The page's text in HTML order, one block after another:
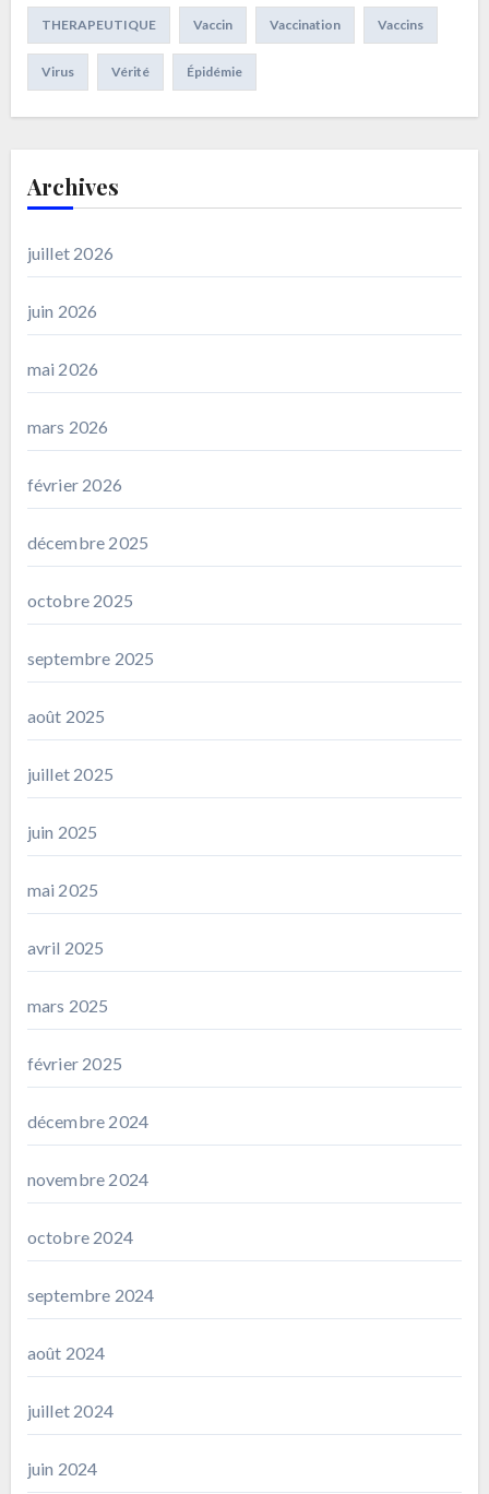
THERAPEUTIQUE Vaccin Vaccination Vaccins
Virus Vérité Épidémie
Archives
juillet 2026
juin 2026
mai 2026
mars 2026
février 2026
décembre 2025
octobre 2025
septembre 2025
août 2025
juillet 2025
juin 2025
mai 2025
avril 2025
mars 2025
février 2025
décembre 2024
novembre 2024
octobre 2024
septembre 2024
août 2024
juillet 2024
juin 2024